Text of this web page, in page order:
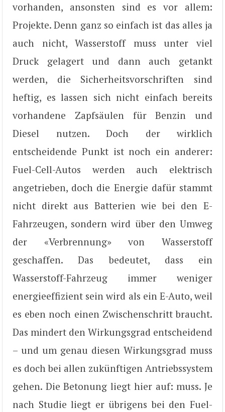
vorhanden, ansonsten sind es vor allem:
Projekte. Denn ganz so einfach ist das alles ja
auch nicht, Wasserstoff muss unter viel
Druck gelagert und dann auch getankt
werden, die Sicherheitsvorschriften sind
heftig, es lassen sich nicht einfach bereits
vorhandene Zapfsäulen für Benzin und
Diesel nutzen. Doch der wirklich
entscheidende Punkt ist noch ein anderer:
Fuel-Cell-Autos werden auch elektrisch
angetrieben, doch die Energie dafür stammt
nicht direkt aus Batterien wie bei den E-
Fahrzeugen, sondern wird über den Umweg
der «Verbrennung» von Wasserstoff
geschaffen. Das bedeutet, dass ein
Wasserstoff-Fahrzeug immer weniger
energieeffizient sein wird als ein E-Auto, weil
es eben noch einen Zwischenschritt braucht.
Das mindert den Wirkungsgrad entscheidend
– und um genau diesen Wirkungsgrad muss
es doch bei allen zukünftigen Antriebssystem
gehen. Die Betonung liegt hier auf: muss. Je
nach Studie liegt er übrigens bei den Fuel-